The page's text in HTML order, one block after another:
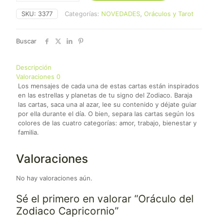
Capricornio
cantidad
SKU: 3377 Categorías: NOVEDADES, Oráculos y Tarot
Buscar
Descripción
Valoraciones 0
Los mensajes de cada una de estas cartas están inspirados
en las estrellas y planetas de tu signo del Zodiaco. Baraja
las cartas, saca una al azar, lee su contenido y déjate guiar
por ella durante el día. O bien, separa las cartas según los
colores de las cuatro categorías: amor, trabajo, bienestar y
familia.
Valoraciones
No hay valoraciones aún.
Sé el primero en valorar “Oráculo del
Zodiaco Capricornio”